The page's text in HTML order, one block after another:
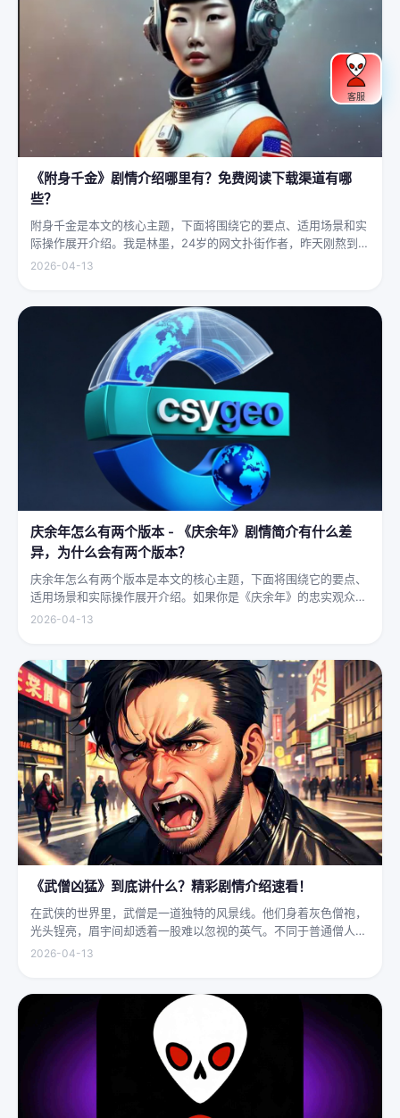
《附身千金》剧情介绍哪里有？免费阅读下载渠道有哪
些？
附身千金是本文的核心主题，下面将围绕它的要点、适用场景和实
际操作展开介绍。我是林墨，24岁的网文扑街作者，昨天刚熬到凌
晨四点赶完一本豪门甜宠文的大纲，揉着发酸的眼睛扑上床就睡，
2026-04-13
庆余年怎么有两个版本 - 《庆余年》剧情简介有什么差
异，为什么会有两个版本？
庆余年怎么有两个版本是本文的核心主题，下面将围绕它的要点、
适用场景和实际操作展开介绍。如果你是《庆余年》的忠实观众，
可能会发现这部剧在不同视频平台上呈现出两个略有差异的版本，
2026-04-13
《武僧凶猛》到底讲什么？精彩剧情介绍速看！
在武侠的世界里，武僧是一道独特的风景线。他们身着灰色僧袍，
光头锃亮，眉宇间却透着一股难以忽视的英气。不同于普通僧人的
慈眉善目，武僧的眼神中常常闪烁着锐利的光，仿佛能洞穿一切虚
2026-04-13
客服